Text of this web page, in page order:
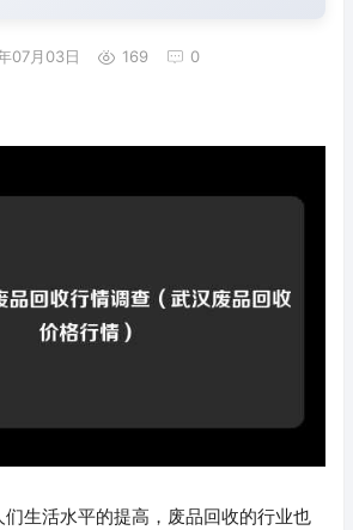
07月03日 169 0
生活水平的提高，废品回收的行业也